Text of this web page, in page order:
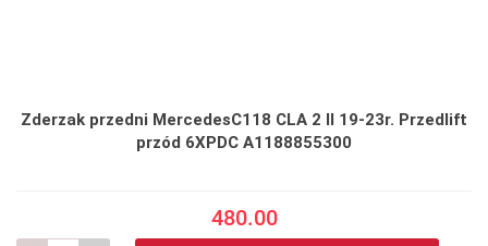
Zderzak przedni MercedesC118 CLA 2 II 19-23r. Przedlift
przód 6XPDC A1188855300
480.00